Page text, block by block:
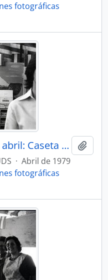
fotográficas
Escenas de la Feria de abril: Caseta La PECERA – 05
· Abril de 1979
fotográficas